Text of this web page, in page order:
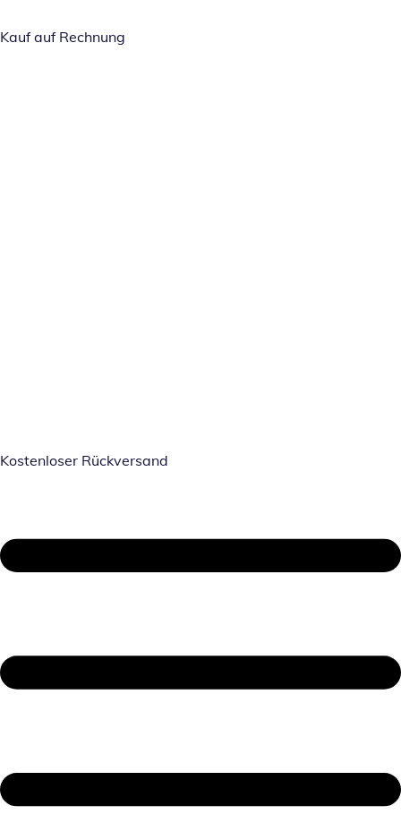
Kauf auf Rechnung
Kostenloser Rückversand